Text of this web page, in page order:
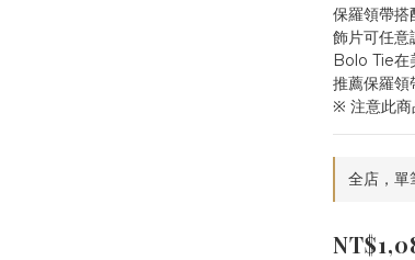
保羅領帶搭
飾片可任意
Bolo Tie在
推薦保羅領
※ 注意此商
全店，單